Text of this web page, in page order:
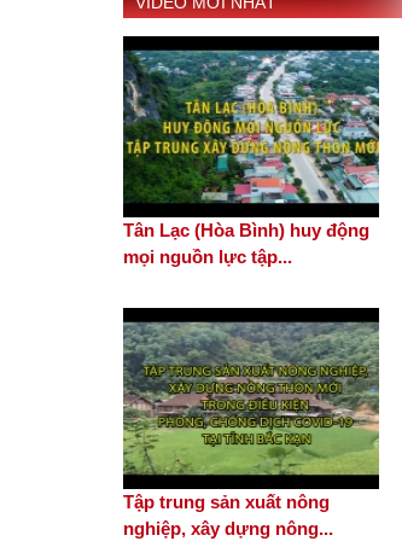
Tân Lạc (Hòa Bình) huy động
mọi nguồn lực tập...
Tập trung sản xuất nông
nghiệp, xây dựng nông...